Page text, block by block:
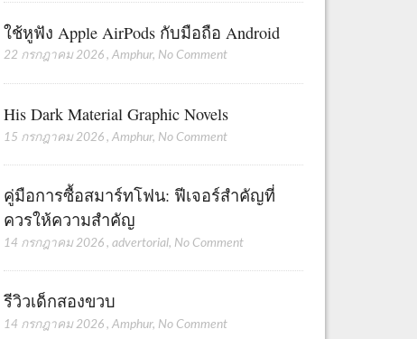
ใช้หูฟัง Apple AirPods กับมือถือ Android
22 กรกฎาคม 2026 ,Amphur, No Comment
His Dark Material Graphic Novels
15 กรกฎาคม 2026 ,Amphur, No Comment
คู่มือการซื้อสมาร์ทโฟน: ฟีเจอร์สำคัญที่
ควรให้ความสำคัญ
14 กรกฎาคม 2026 ,advertorial, No Comment
รีวิวเด็กสองขวบ
14 กรกฎาคม 2026 ,Amphur, No Comment